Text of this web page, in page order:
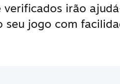
verificados irão
seu jogo com